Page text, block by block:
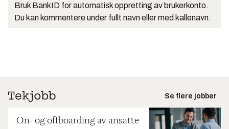
Bruk BankID for automatisk oppretting av brukerkonto.
Du kan kommentere under fullt navn eller med kallenavn.
Se flere jobber
On- og offboarding av ansatte